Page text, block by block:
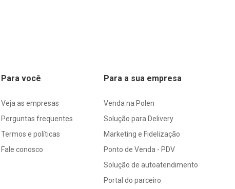
Para você
Veja as empresas
Perguntas frequentes
Termos e políticas
Fale conosco
Para a sua empresa
Venda na Polen
Solução para Delivery
Marketing e Fidelização
Ponto de Venda - PDV
Solução de autoatendimento
Portal do parceiro